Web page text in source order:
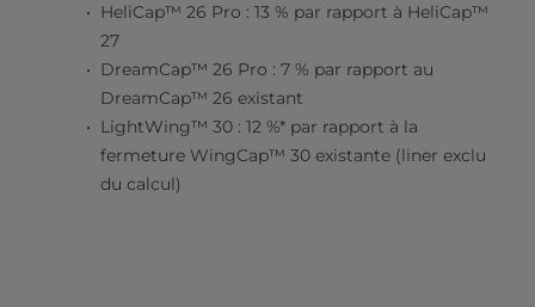
HeliCap™ 26 Pro : 13 % par rapport à HeliCap™
27
DreamCap™ 26 Pro : 7 % par rapport au
DreamCap™ 26 existant
LightWing™ 30 : 12 %* par rapport à la
fermeture WingCap™ 30 existante (liner exclu
du calcul)